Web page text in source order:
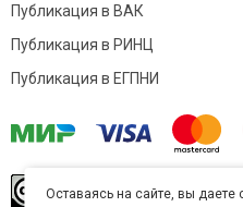
Публикация в ВАК
Публикация в РИНЦ
Публикация в ЕГПНИ
Оставаясь на сайте, вы даете